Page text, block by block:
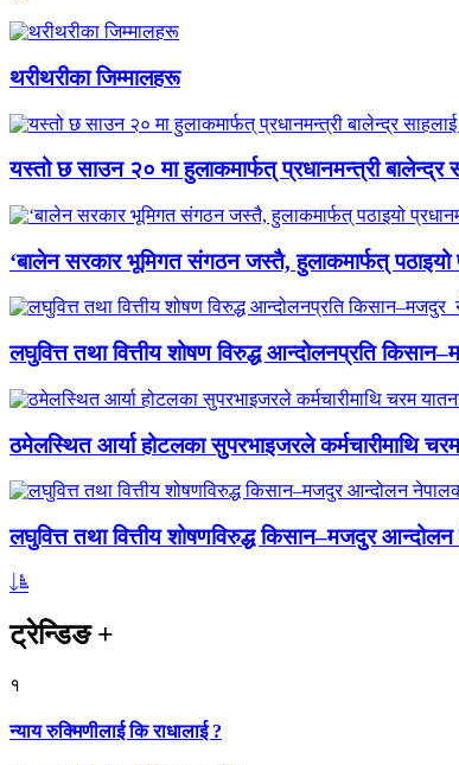
थरीथरीका जिम्मालहरू
यस्तो छ साउन २० मा हुलाकमार्फत् प्रधानमन्त्री बालेन्द्र
‘बालेन सरकार भूमिगत संगठन जस्तै, हुलाकमार्फत् पठाइयो
लघुवित्त तथा वित्तीय शोषण विरुद्ध आन्दोलनप्रति
ठमेलस्थित आर्या होटलका सुपरभाइजरले कर्मचारीमाथि
लघुवित्त तथा वित्तीय शोषणविरुद्ध किसान–मजदुर
ट्रेन्डिङ+
१
न्याय रुक्मिणीलाई कि राधालाई ?